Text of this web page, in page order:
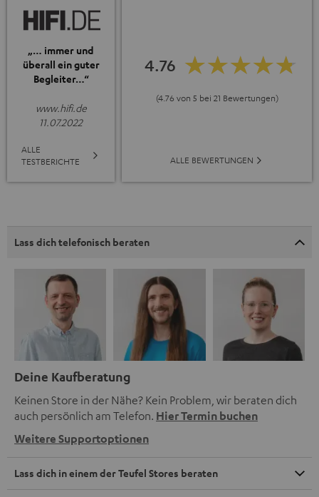
„… immer und
überall ein guter
Begleiter…“
www.hifi.de
11.07.2022
ALLE
TESTBERICHTE
4.76
(4.76 von 5 bei 21 Bewertungen)
ALLE BEWERTUNGEN
Lass dich telefonisch beraten
Deine Kaufberatung
Keinen Store in der Nähe? Kein Problem, wir beraten dich
auch persönlich am Telefon. Hier Termin buchen
Weitere Supportoptionen
Lass dich in einem der Teufel Stores beraten